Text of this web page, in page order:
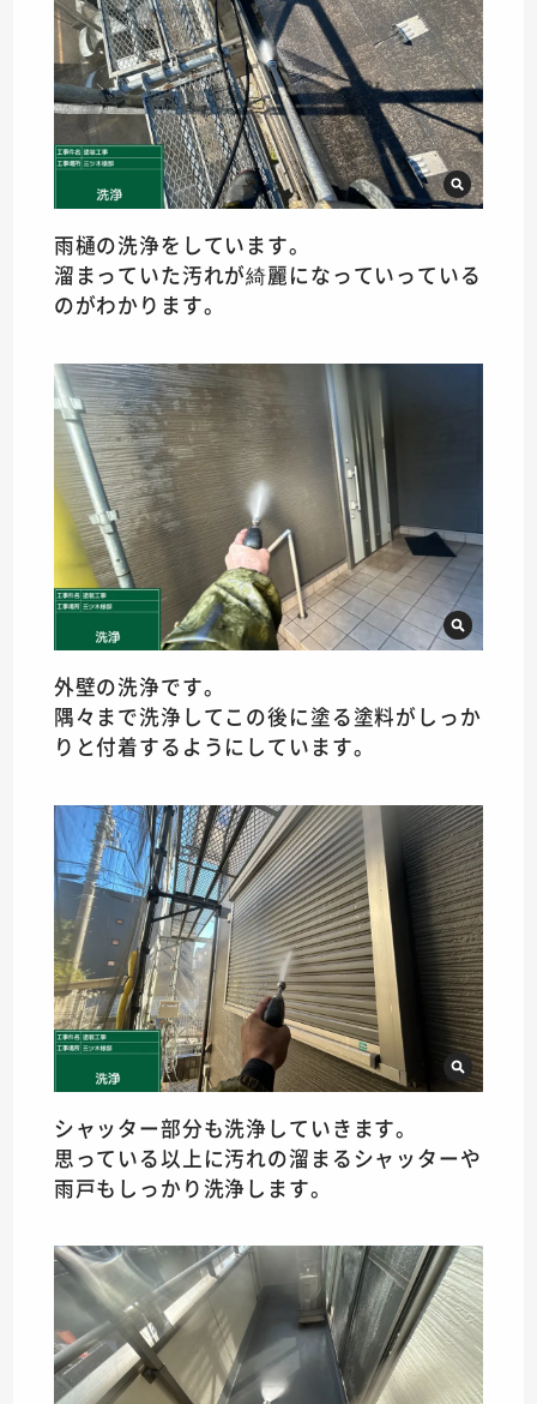
雨樋の洗浄をしています。
溜まっていた汚れが綺麗になっていっている
のがわかります。
外壁の洗浄です。
隅々まで洗浄してこの後に塗る塗料がしっか
りと付着するようにしています。
シャッター部分も洗浄していきます。
思っている以上に汚れの溜まるシャッターや
雨戸もしっかり洗浄します。